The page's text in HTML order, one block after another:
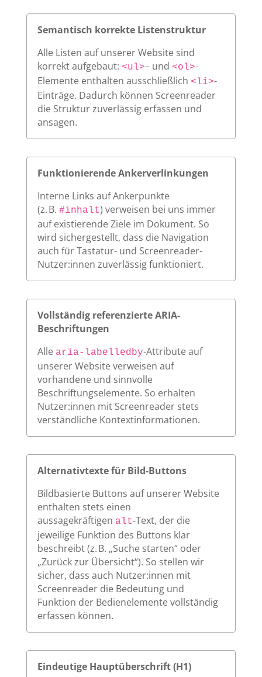
Semantisch korrekte Listenstruktur
Alle Listen auf unserer Website sind
korrekt aufgebaut: <ul>– und <ol>-
Elemente enthalten ausschließlich <li>-
Einträge. Dadurch können Screenreader
die Struktur zuverlässig erfassen und
ansagen.
Funktionierende Ankerverlinkungen
Interne Links auf Ankerpunkte
(z. B. #inhalt) verweisen bei uns immer
auf existierende Ziele im Dokument. So
wird sichergestellt, dass die Navigation
auch für Tastatur- und Screenreader-
Nutzer:innen zuverlässig funktioniert.
Vollständig referenzierte ARIA-
Beschriftungen
Alle aria-labelledby-Attribute auf
unserer Website verweisen auf
vorhandene und sinnvolle
Beschriftungselemente. So erhalten
Nutzer:innen mit Screenreader stets
verständliche Kontextinformationen.
Alternativtexte für Bild-Buttons
Bildbasierte Buttons auf unserer Website
enthalten stets einen
aussagekräftigen alt-Text, der die
jeweilige Funktion des Buttons klar
beschreibt (z. B. „Suche starten“ oder
„Zurück zur Übersicht“). So stellen wir
sicher, dass auch Nutzer:innen mit
Screenreader die Bedeutung und
Funktion der Bedienelemente vollständig
erfassen können.
Eindeutige Hauptüberschrift (H1)